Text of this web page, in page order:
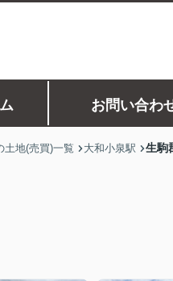
お問い合わ
土地(売買)一覧 大和小泉駅 生駒